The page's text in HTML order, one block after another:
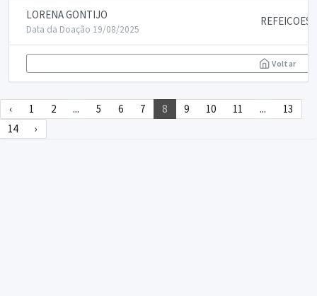
LORENA GONTIJO
Data da Doação 19/08/2025
REFEICOES
Voltar
‹ 1 2 ... 5 6 7 8 9 10 11 ...
13
14
›